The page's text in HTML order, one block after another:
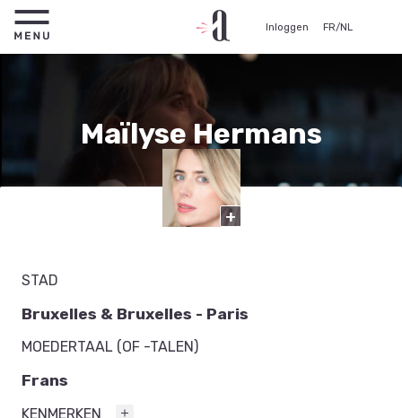
Inloggen FR/NL
Maïlyse Hermans
Actrice
+
STAD
Bruxelles & Bruxelles - Paris
MOEDERTAAL (OF -TALEN)
Frans
KENMERKEN